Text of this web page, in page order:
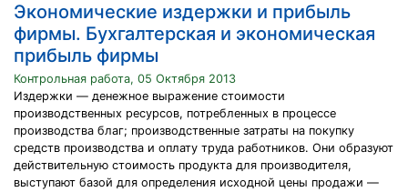
Экономические издержки и прибыль
фирмы. Бухгалтерская и экономическая
прибыль фирмы
Контрольная работа, 05 Октября 2013
Издержки — денежное выражение стоимости
производственных ресурсов, потребленных в процессе
производства благ; производственные затраты на покупку
средств производства и оплату труда работников. Они образуют
действительную стоимость продукта для производителя,
выступают базой для определения исходной цены продажи —